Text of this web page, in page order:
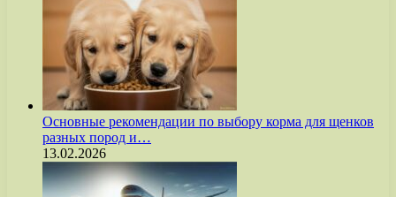
Основные рекомендации по выбору корма для щенков
разных пород и…
13.02.2026